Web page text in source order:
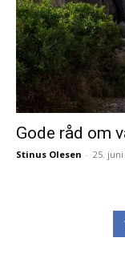
Gode råd om
Stinus Olesen - 25. juni